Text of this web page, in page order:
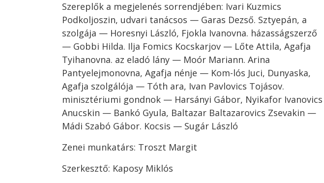
Szereplők a megjelenés sorrendjében: Ivari Kuzmics
Podkoljoszin, udvari tanácsos — Garas Dezső. Sztyepán, a
szolgája — Horesnyi László, Fjokla Ivanovna. házasságszerző
— Gobbi Hilda. Ilja Fomics Kocskarjov — Lőte Attila, Agafja
Tyihanovna. az eladó lány — Moór Mariann. Arina
Pantyelejmonovna, Agafja nénje — Kom-lós Juci, Dunyaska,
Agafja szolgálója — Tóth ara, Ivan Pavlovics Tojásov.
minisztériumi gondnok — Harsányi Gábor, Nyikafor Ivanovics
Anucskin — Bankó Gyula, Baltazar Baltazarovics Zsevakin —
Mádi Szabó Gábor. Kocsis — Sugár László
Zenei munkatárs: Troszt Margit
Szerkesztő: Kaposy Miklós